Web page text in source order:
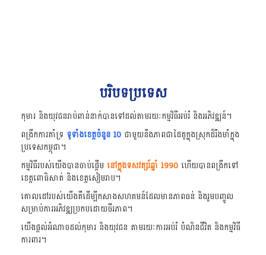
បរិបទប្រទេស
កុមារ និងយុវជនរាប់ពាន់នាក់បានទៅដល់តាមរយៈកម្មវិធីអប់រំ និងអភិវឌ្ឍន៍។
ពង្រីកការគាំទ្រ ទូទាំងខេត្តចំនួន 10 ជាមួយនឹងភាពជាដៃគូក្នុងស្រុកដ៏រឹងមាំក្នុង
ប្រទេសកម្ពុជា។
កម្មវិធីរបស់យើងបានចាប់ផ្តើម នៅក្នុងទសវត្សរ៍ឆ្នាំ 1990 ហើយបានពង្រីកទៅ
ខេត្តពោធិសាត់ និងខេត្តសៀមរាប។
គោលដៅរបស់យើងគឺដើម្បីកសាងសហគមន៍ដែលមានភាពធន់ និងរួមបញ្ចូល
សម្រាប់ការអភិវឌ្ឍប្រកបដោយចីរភាព។
យើងផ្តល់អំណាចដល់កុមារ និងយុវជន តាមរយៈការអប់រំ បំណិនជីវិត និងកម្មវិធី
ការពារ។